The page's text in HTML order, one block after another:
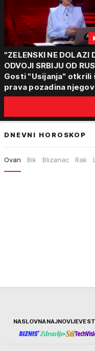
"ZELENSKI NE DOLAZI
ODVOJI SRBIJU OD
Gosti "Usijanja" otkrili
prava pozadina
posete Beogradu
DNEVNI HOROSKOP
Ovan Bik Blizanac Rak
KurirNASLOVNANAJNOVIJE